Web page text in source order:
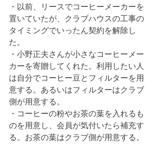
・以前、リースでコーヒーメーカーを
置いていたが、クラブハウスの工事の
タイミングでいったん契約を解除し
た。
・小野正夫さんが小さなコーヒーメー
カーを寄贈してくれた。利用したい人
は自分でコーヒー豆とフィルターを用
意する。あるいはフィルターはクラブ
側が用意する。
・コーヒーの粉やお茶の葉を入れるも
のを用意し、会員が気付いたら補充す
る。お茶の葉はクラブ側が用意する。